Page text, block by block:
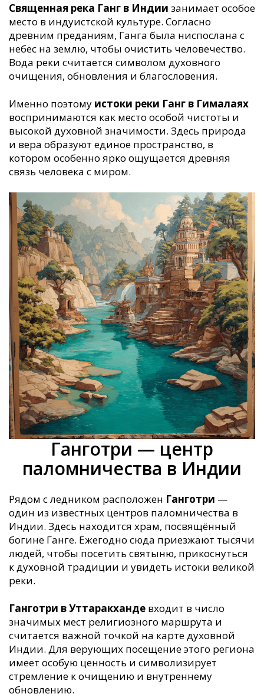
Священная река Ганг в Индии занимает особое
место в индуистской культуре. Согласно
древним преданиям, Ганга была ниспослана с
небес на землю, чтобы очистить человечество.
Вода реки считается символом духовного
очищения, обновления и благословения.
Именно поэтому истоки реки Ганг в Гималаях
воспринимаются как место особой чистоты и
высокой духовной значимости. Здесь природа
и вера образуют единое пространство, в
котором особенно ярко ощущается древняя
связь человека с миром.
Ганготри — центр
паломничества в Индии
Рядом с ледником расположен Ганготри —
один из известных центров паломничества в
Индии. Здесь находится храм, посвящённый
богине Ганге. Ежегодно сюда приезжают тысячи
людей, чтобы посетить святыню, прикоснуться
к духовной традиции и увидеть истоки великой
реки.
Ганготри в Уттаракханде входит в число
значимых мест религиозного маршрута и
считается важной точкой на карте духовной
Индии. Для верующих посещение этого региона
имеет особую ценность и символизирует
стремление к очищению и внутреннему
обновлению.